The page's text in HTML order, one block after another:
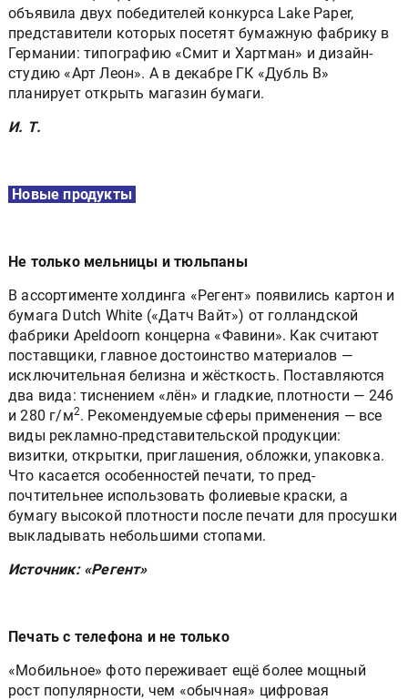
объявила двух победителей конкурса Lake Paper,
представители которых посетят бумажную фабрику в
Германии: типографию «Смит и Хартман» и дизайн-
студию «Арт Леон». А в декабре ГК «Дубль В»
планирует открыть магазин бумаги.
И. Т.
Новые продукты
Не только мельницы и тюльпаны
В ассортименте холдинга «Регент» появились картон и
бумага Dutch White («Датч Вайт») от голландской
фабрики Apeldoorn концерна «Фавини». Как считают
поставщики, главное достоинство материалов —
исключительная белизна и жёсткость. Поставляются
два вида: тиснением «лён» и гладкие, плотности — 246
и 280 г/м2. Рекомендуемые сферы применения — все
виды рекламно-представительской продукции:
визитки, открытки, приглашения, обложки, упаковка.
Что касается особенностей печати, то пред-
почтительнее использовать фолиевые краски, а
бумагу высокой плотности после печати для просушки
выкладывать небольшими стопами.
Источник: «Регент»
Печать с телефона и не только
«Мобильное» фото переживает ещё более мощный
рост популярности, чем «обычная» цифровая